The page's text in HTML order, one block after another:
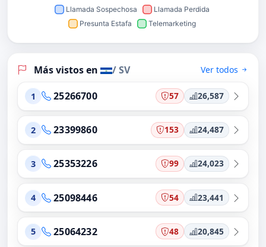
Más vistos en / SV Ver todos
1 25266700 57 26,587
2 23399860 153 24,487
3 25353226 99 24,023
4 25098446 54 23,441
5 25064232 48 20,845